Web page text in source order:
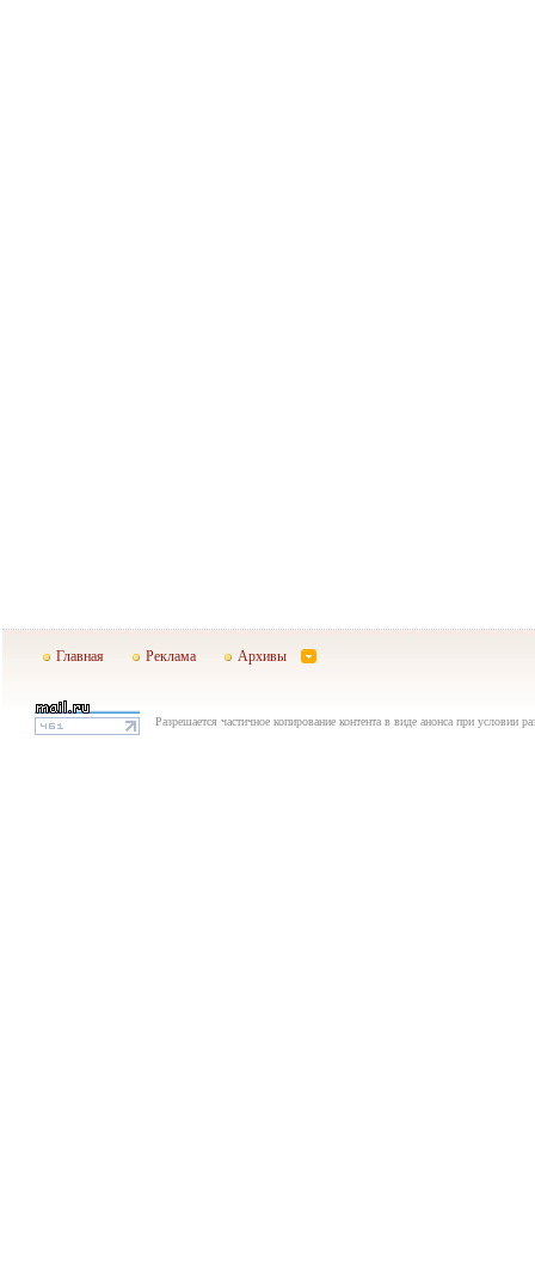
Главная Реклама Архивы
Разрешается частичное копирование контента в виде анонса при условии